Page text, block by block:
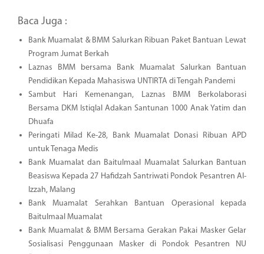
Baca Juga :
Bank Muamalat & BMM Salurkan Ribuan Paket Bantuan Lewat
Program Jumat Berkah
Laznas BMM bersama Bank Muamalat Salurkan Bantuan
Pendidikan Kepada Mahasiswa UNTIRTA di Tengah Pandemi
Sambut Hari Kemenangan, Laznas BMM Berkolaborasi
Bersama DKM Istiqlal Adakan Santunan 1000 Anak Yatim dan
Dhuafa
Peringati Milad Ke-28, Bank Muamalat Donasi Ribuan APD
untuk Tenaga Medis
Bank Muamalat dan Baitulmaal Muamalat Salurkan Bantuan
Beasiswa Kepada 27 Hafidzah Santriwati Pondok Pesantren Al-
Izzah, Malang
Bank Muamalat Serahkan Bantuan Operasional kepada
Baitulmaal Muamalat
Bank Muamalat & BMM Bersama Gerakan Pakai Masker Gelar
Sosialisasi Penggunaan Masker di Pondok Pesantren NU